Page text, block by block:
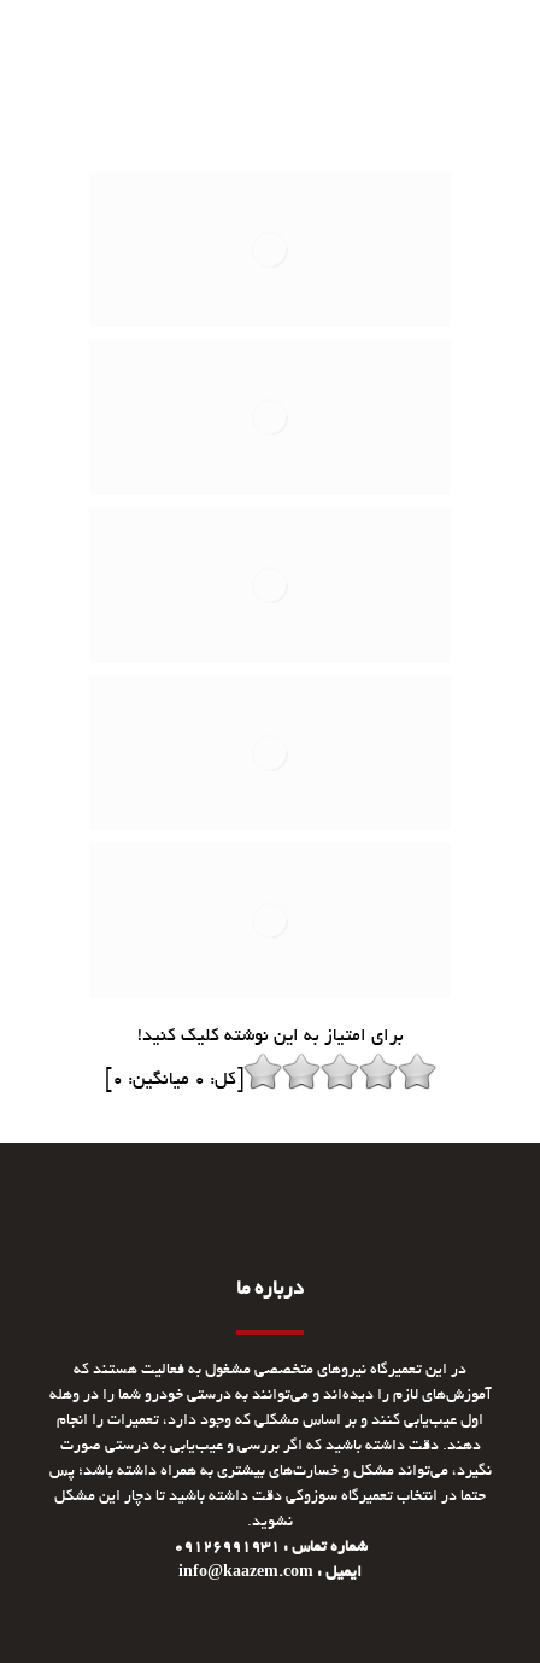
برای امتیاز به این نوشته کلیک کنید!
[کل: 0 میانگین: 0
درباره ما
در این تعمیرگاه نیروهای متخصصی مشغول به فعالیت هستند که
آموزش‌های لازم را دیده‌اند و می‌توانند به درستی خودرو شما را در وهله
اول عیب‌یابی کنند و بر اساس مشکلی که وجود دارد، تعمیرات را انجام
دهند. دقت داشته باشید که اگر بررسی و عیب‌یابی به درستی صورت
نگیرد، می‌تواند مشکل و خسارت‌های بیشتری به همراه داشته باشد؛ پس
حتما در انتخاب تعمیرگاه سوزوکی دقت داشته باشید تا دچار این مشکل
نشوید.
شماره تماس : 09126991931
ایمیل : info@kaazem.com